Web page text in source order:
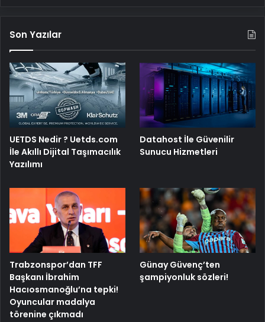
Son Yazılar
UETDS Nedir ? Uetds.com
İle Akıllı Dijital Taşımacılık
Yazılımı
Datahost İle Güvenilir
Sunucu Hizmetleri
Trabzonspor’dan TFF
Başkanı İbrahim
Hacıosmanoğlu’na tepki!
Oyuncular madalya
törenine çıkmadı
Günay Güvenç’ten
şampiyonluk sözleri!